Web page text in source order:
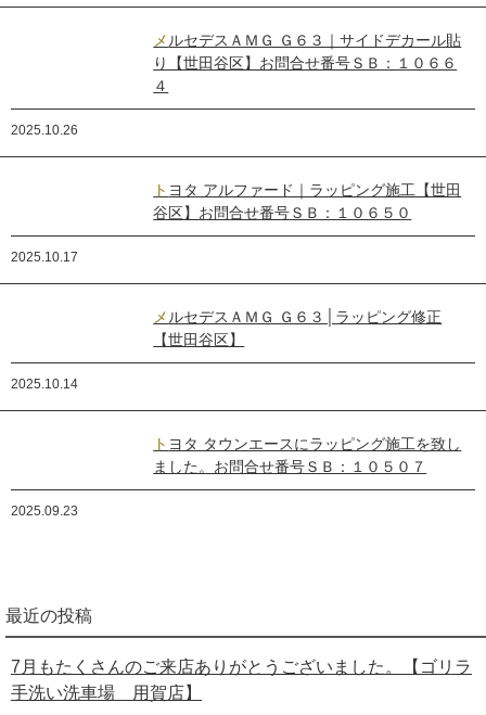
メルセデスＡＭＧ Ｇ６３｜サイドデカール貼
り【世田谷区】お問合せ番号ＳＢ：１０６６
４
2025.10.26
トヨタ アルファード｜ラッピング施工【世田
谷区】お問合せ番号ＳＢ：１０６５０
2025.10.17
メルセデスＡＭＧ Ｇ６３│ラッピング修正
【世田谷区】
2025.10.14
トヨタ タウンエースにラッピング施工を致し
ました。お問合せ番号ＳＢ：１０５０７
2025.09.23
最近の投稿
7月もたくさんのご来店ありがとうございました。【ゴリラ
手洗い洗車場 用賀店】